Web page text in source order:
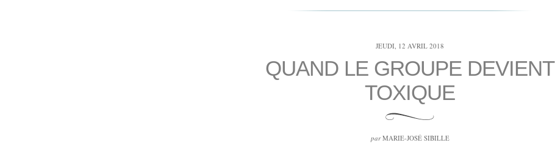
JEUDI, 12 AVRIL 2018
QUAND LE GROUPE DEVIENT
TOXIQUE
parMARIE-JOSÉ SIBILLE